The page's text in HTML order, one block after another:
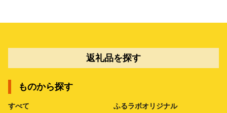
返礼品を探す
ものから探す
すべて ふるラボオリジナル